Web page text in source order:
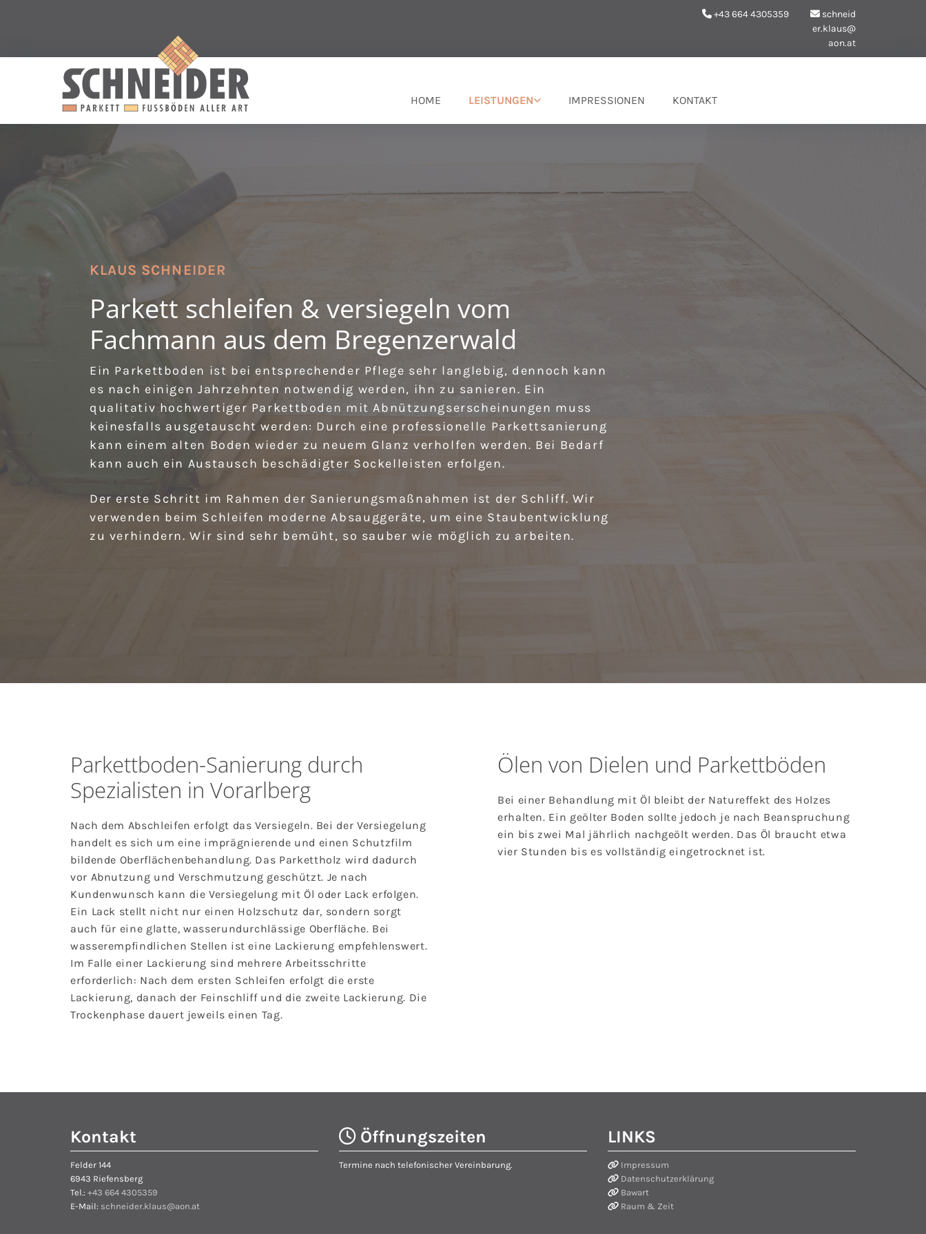
 +43 664 4305359  schneid
er.klaus@
aon.at
HOME LEISTUNGEN IMPRESSIONEN KONTAKT
KLAUS SCHNEIDER
Parkett schleifen & versiegeln vom
Fachmann aus dem Bregenzerwald
Ein Parkettboden ist bei entsprechender Pflege sehr langlebig, dennoch kann
es nach einigen Jahrzehnten notwendig werden, ihn zu sanieren. Ein
qualitativ hochwertiger Parkettboden mit Abnützungserscheinungen muss
keinesfalls ausgetauscht werden: Durch eine professionelle Parkettsanierung
kann einem alten Boden wieder zu neuem Glanz verholfen werden. Bei Bedarf
kann auch ein Austausch beschädigter Sockelleisten erfolgen.
Der erste Schritt im Rahmen der Sanierungsmaßnahmen ist der Schliff. Wir
verwenden beim Schleifen moderne Absauggeräte, um eine Staubentwicklung
zu verhindern. Wir sind sehr bemüht, so sauber wie möglich zu arbeiten.
Parkettboden-Sanierung durch
Spezialisten in Vorarlberg
Nach dem Abschleifen erfolgt das Versiegeln. Bei der Versiegelung
handelt es sich um eine imprägnierende und einen Schutzfilm
bildende Oberflächenbehandlung. Das Parkettholz wird dadurch
vor Abnutzung und Verschmutzung geschützt. Je nach
Kundenwunsch kann die Versiegelung mit Öl oder Lack erfolgen.
Ein Lack stellt nicht nur einen Holzschutz dar, sondern sorgt
auch für eine glatte, wasserundurchlässige Oberfläche. Bei
wasserempfindlichen Stellen ist eine Lackierung empfehlenswert.
Im Falle einer Lackierung sind mehrere Arbeitsschritte
erforderlich: Nach dem ersten Schleifen erfolgt die erste
Lackierung, danach der Feinschliff und die zweite Lackierung. Die
Trockenphase dauert jeweils einen Tag.
Ölen von Dielen und Parkettböden
Bei einer Behandlung mit Öl bleibt der Natureffekt des Holzes
erhalten. Ein geölter Boden sollte jedoch je nach Beanspruchung
ein bis zwei Mal jährlich nachgeölt werden. Das Öl braucht etwa
vier Stunden bis es vollständig eingetrocknet ist.
Kontakt
Felder 144
6943 Riefensberg
Tel.: +43 664 4305359
E-Mail: schneider.klaus@aon.at
Öffnungszeiten
Termine nach telefonischer Vereinbarung.
LINKS
 Impressum
 Datenschutzerklärung
 Bawart
 Raum & Zeit